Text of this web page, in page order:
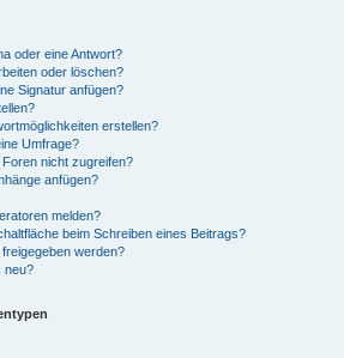
oder eine Antwort?
oder löschen?
Signatur anfügen?
erstellen?
Umfrage?
nicht zugreifen?
anfügen?
melden?
beim Schreiben eines Beitrags?
werden?
neu?